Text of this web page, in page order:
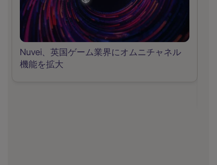
Nuvei、英国ゲーム業界にオムニチャネル
機能を拡大